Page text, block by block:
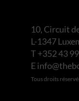
10, Circuit
L-1347
T +352 43
E
Tous droits